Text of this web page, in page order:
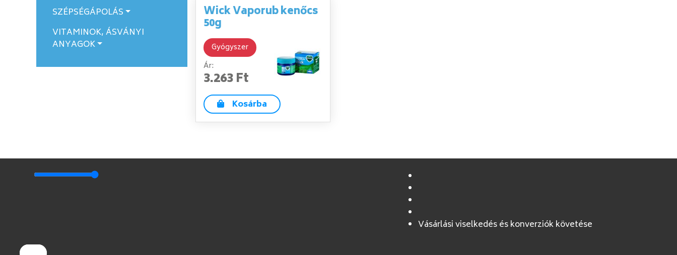
SZÉPSÉGÁPOLÁS
VITAMINOK, ÁSVÁNYI
ANYAGOK
Wick Vaporub kenőcs
50g
Gyógyszer
Ár:
3.263 Ft
Kosárba
Vásárlási viselkedés és konverziók követése